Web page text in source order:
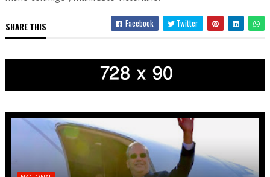
SHARE THIS Facebook Twitter